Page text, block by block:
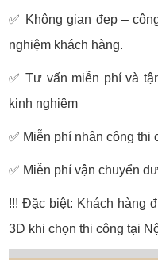
✅ Không gian đẹp –
nghiệm khách hàng.
✅ Tư vấn miễn phí và
kinh nghiệm
✅ Miễn phí nhân công thi
✅ Miễn phí vận chuyển
!!! Đặc biệt: Khách hàng
3D khi chọn thi công tại